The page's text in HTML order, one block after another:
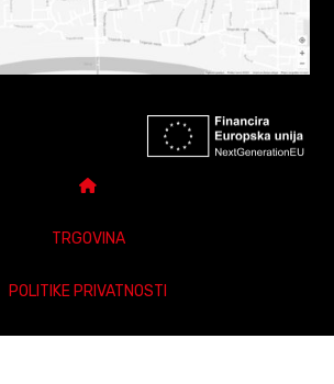
TRGOVINA
POLITIKE PRIVATNOSTI